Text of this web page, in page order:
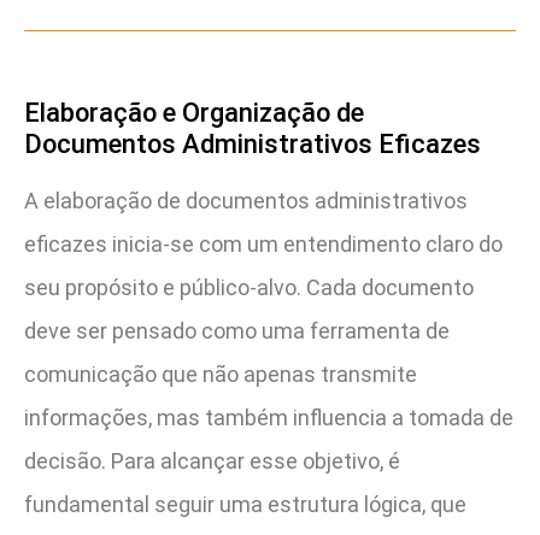
Elaboração e Organização de
Documentos Administrativos Eficazes
A elaboração de documentos administrativos
eficazes inicia-se com um entendimento claro do
seu propósito e público-alvo. Cada documento
deve ser pensado como uma ferramenta de
comunicação que não apenas transmite
informações, mas também influencia a tomada de
decisão. Para alcançar esse objetivo, é
fundamental seguir uma estrutura lógica, que